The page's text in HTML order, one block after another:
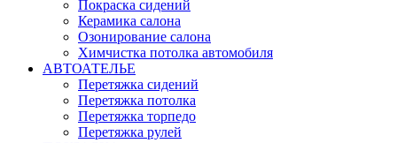
Покраска сидений
Керамика салона
Озонирование салона
Химчистка потолка автомобиля
АВТОАТЕЛЬЕ
Перетяжка сидений
Перетяжка потолка
Перетяжка торпедо
Перетяжка рулей